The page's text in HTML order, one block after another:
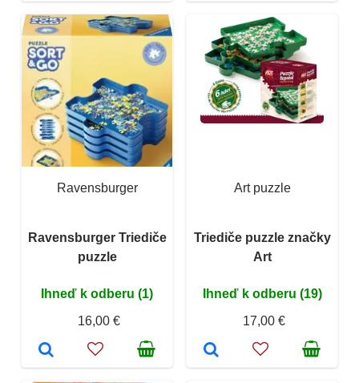
Ravensburger
Ravensburger Triediče
puzzle
Ihneď k odberu (1)
16,00 €
Art puzzle
Triediče puzzle značky
Art
Ihneď k odberu (19)
17,00 €